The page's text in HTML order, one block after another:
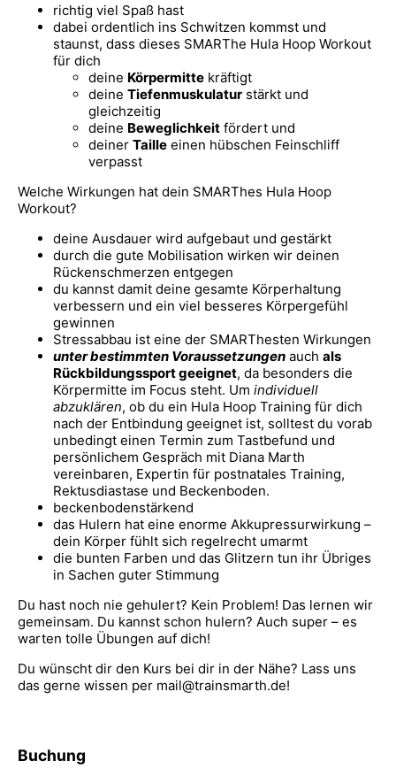
richtig viel Spaß hast
dabei ordentlich ins Schwitzen kommst und
staunst, dass dieses SMARThe Hula Hoop Workout
für dich
deine Körpermitte kräftigt
deine Tiefenmuskulatur stärkt und
gleichzeitig
deine Beweglichkeit fördert und
deiner Taille einen hübschen Feinschliff
verpasst
Welche Wirkungen hat dein SMARThes Hula Hoop
Workout?
deine Ausdauer wird aufgebaut und gestärkt
durch die gute Mobilisation wirken wir deinen
Rückenschmerzen entgegen
du kannst damit deine gesamte Körperhaltung
verbessern und ein viel besseres Körpergefühl
gewinnen
Stressabbau ist eine der SMARThesten Wirkungen
unter bestimmten Voraussetzungen auch als
Rückbildungssport geeignet, da besonders die
Körpermitte im Focus steht. Um individuell
abzuklären, ob du ein Hula Hoop Training für dich
nach der Entbindung geeignet ist, solltest du vorab
unbedingt einen Termin zum Tastbefund und
persönlichem Gespräch mit Diana Marth
vereinbaren, Expertin für postnatales Training,
Rektusdiastase und Beckenboden.
beckenbodenstärkend
das Hulern hat eine enorme Akkupressurwirkung –
dein Körper fühlt sich regelrecht umarmt
die bunten Farben und das Glitzern tun ihr Übriges
in Sachen guter Stimmung
Du hast noch nie gehulert? Kein Problem! Das lernen wir
gemeinsam. Du kannst schon hulern? Auch super – es
warten tolle Übungen auf dich!
Du wünscht dir den Kurs bei dir in der Nähe? Lass uns
das gerne wissen per mail@trainsmarth.de!
Buchung